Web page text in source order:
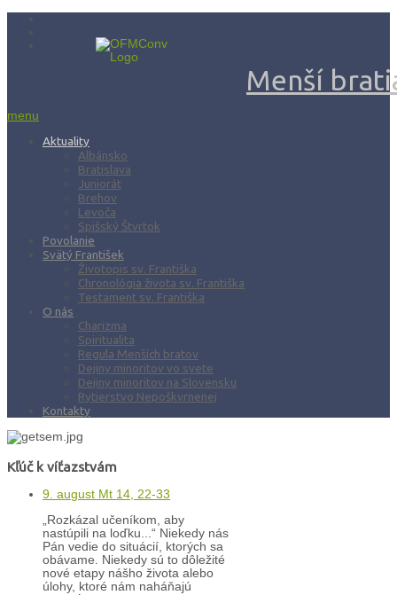
Menší
menu
Aktuality
Albánsko
Bratislava
Juniorát
Brehov
Levoča
Spišský Štvrtok
Povolanie
Svätý František
Životopis sv. Františka
Chronológia života sv. Františka
Testament sv. Františka
O nás
Charizma
Spiritualita
Regula Menších bratov
Dejiny minoritov vo svete
Dejiny minoritov na Slovensku
Rytierstvo Nepoškvrnenej
Kontakty
Kľúč k víťazstvám
9. august Mt 14, 22-33
„Rozkázal učeníkom, aby
nastúpili na loďku...“ Niekedy nás
Pán vedie do situácií, ktorých sa
obávame. Niekedy sú to dôležité
nové etapy nášho života alebo
úlohy, ktoré nám naháňajú